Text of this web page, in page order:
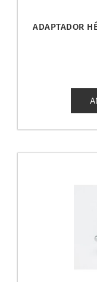
ADAPTADOR